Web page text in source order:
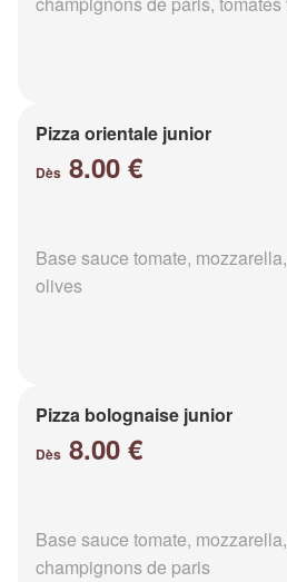
Pizza orientale junior
Dès 8.00 €
Base sauce tomate,
olives
Pizza bolognaise junior
Dès 8.00 €
Base sauce tomate,
champignons de paris